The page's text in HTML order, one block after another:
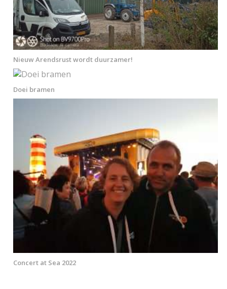
Nieuw Arendsrust wordt duurzamer!
Doei bramen
Concert at Sea 2022